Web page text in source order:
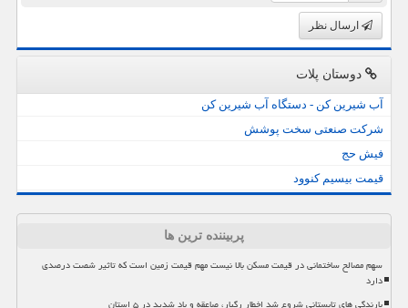
ارسال نظر
دوستان پلات
آب شیرین کن - دستگاه آب شیرین کن
شرکت صنعتی سخت پوشش
فیش حج
قیمت بیسیم کنوود
پربیننده ترین ها
سهم مصالح ساختمانی در قیمت مسکن بالا نیست مهم قیمت زمین است که تاثیر شصت درصدی
دارد
بارندگی های تابستانی شروع شد اخطار رگبار، صاعقه و باد شدید در ۵ استان